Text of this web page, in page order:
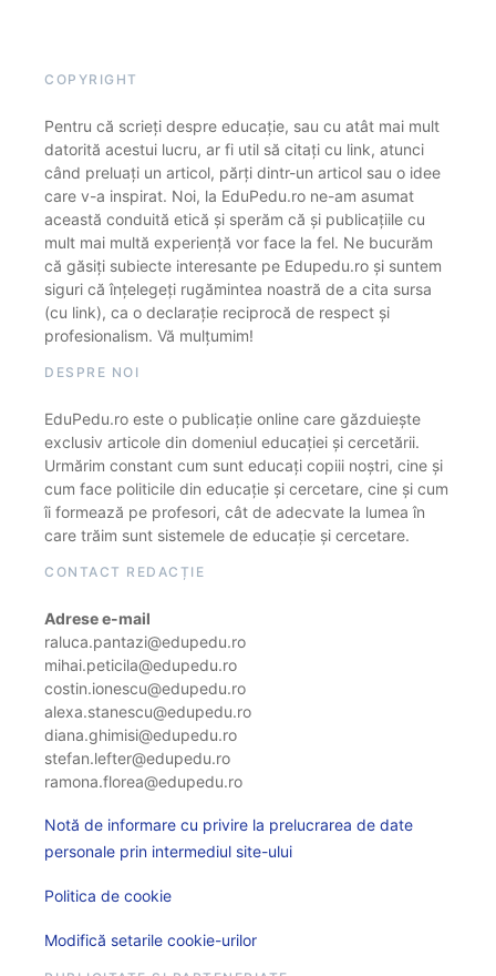
COPYRIGHT
Pentru că scrieți despre educație, sau cu atât mai mult
datorită acestui lucru, ar fi util să citați cu link, atunci
când preluați un articol, părți dintr-un articol sau o idee
care v-a inspirat. Noi, la EduPedu.ro ne-am asumat
această conduită etică și sperăm că și publicațiile cu
mult mai multă experiență vor face la fel. Ne bucurăm
că găsiți subiecte interesante pe Edupedu.ro și suntem
siguri că înțelegeți rugămintea noastră de a cita sursa
(cu link), ca o declarație reciprocă de respect și
profesionalism. Vă mulțumim!
DESPRE NOI
EduPedu.ro este o publicație online care găzduiește
exclusiv articole din domeniul educației și cercetării.
Urmărim constant cum sunt educați copiii noștri, cine și
cum face politicile din educație și cercetare, cine și cum
îi formează pe profesori, cât de adecvate la lumea în
care trăim sunt sistemele de educație și cercetare.
CONTACT REDACȚIE
Adrese e-mail
raluca.pantazi@edupedu.ro
mihai.peticila@edupedu.ro
costin.ionescu@edupedu.ro
alexa.stanescu@edupedu.ro
diana.ghimisi@edupedu.ro
stefan.lefter@edupedu.ro
ramona.florea@edupedu.ro
Notă de informare cu privire la prelucrarea de date
personale prin intermediul site-ului
Politica de cookie
Modifică setarile cookie-urilor